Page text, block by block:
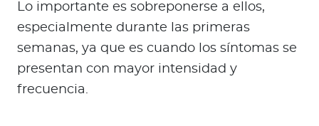
Lo importante es sobreponerse a ellos,
especialmente durante las primeras
semanas, ya que es cuando los síntomas se
presentan con mayor intensidad y
frecuencia.